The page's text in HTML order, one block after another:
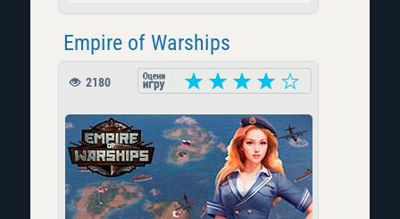
Empire of Warships
2180